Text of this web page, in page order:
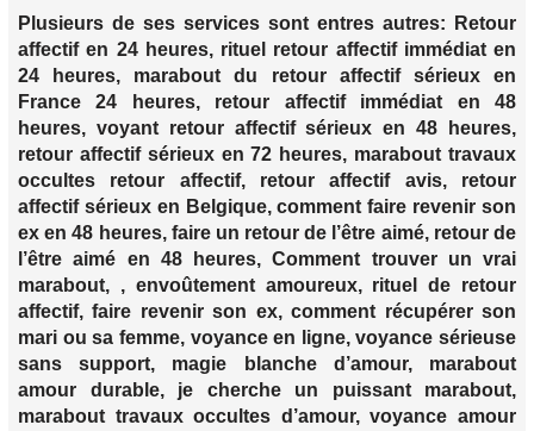
Plusieurs de ses services sont entres autres: Retour
affectif en 24 heures, rituel retour affectif immédiat en
24 heures, marabout du retour affectif sérieux en
France 24 heures, retour affectif immédiat en 48
heures, voyant retour affectif sérieux en 48 heures,
retour affectif sérieux en 72 heures, marabout travaux
occultes retour affectif, retour affectif avis, retour
affectif sérieux en Belgique, comment faire revenir son
ex en 48 heures, faire un retour de l’être aimé, retour de
l’être aimé en 48 heures, Comment trouver un vrai
marabout, , envoûtement amoureux, rituel de retour
affectif, faire revenir son ex, comment récupérer son
mari ou sa femme, voyance en ligne, voyance sérieuse
sans support, magie blanche d’amour, marabout
amour durable, je cherche un puissant marabout,
marabout travaux occultes d’amour, voyance amour